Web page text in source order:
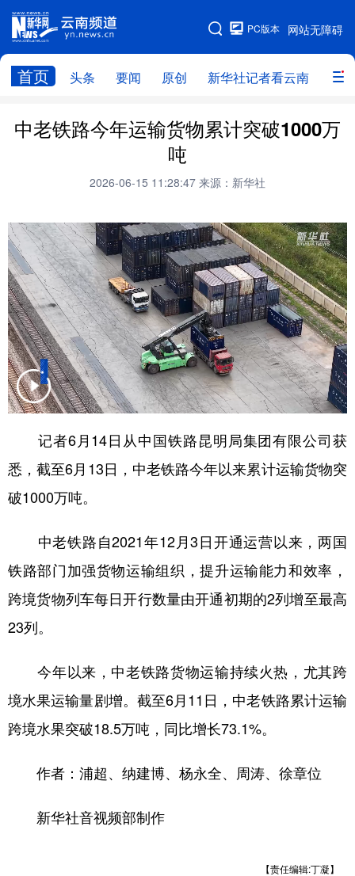
网站无障碍
PC版本
首页 头条 要闻 原创 新华社记者看云南 政务
网站地图
头条 云南要闻 本网原创
政务
云南省领导报道集
教育
州市
社会
图片
经济 服务 云南故事
云南青年说 趣看文物
中老铁路今年运输货物累计突破1000万
吨
2026-06-15 11:28:47 来源：新华社
记者6月14日从中国铁路昆明局集团有限公司获
悉，截至6月13日，中老铁路今年以来累计运输货物突
破1000万吨。
中老铁路自2021年12月3日开通运营以来，两国
铁路部门加强货物运输组织，提升运输能力和效率，
跨境货物列车每日开行数量由开通初期的2列增至最高
23列。
今年以来，中老铁路货物运输持续火热，尤其跨
境水果运输量剧增。截至6月11日，中老铁路累计运输
跨境水果突破18.5万吨，同比增长73.1%。
作者：浦超、纳建博、杨永全、周涛、徐章位
新华社音视频部制作
【责任编辑:丁凝】